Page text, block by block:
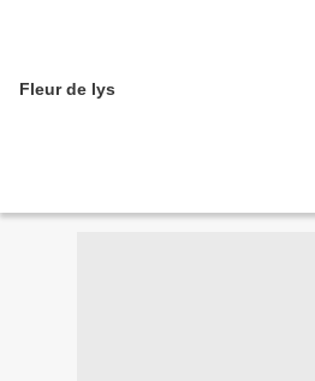
Fleur de lys